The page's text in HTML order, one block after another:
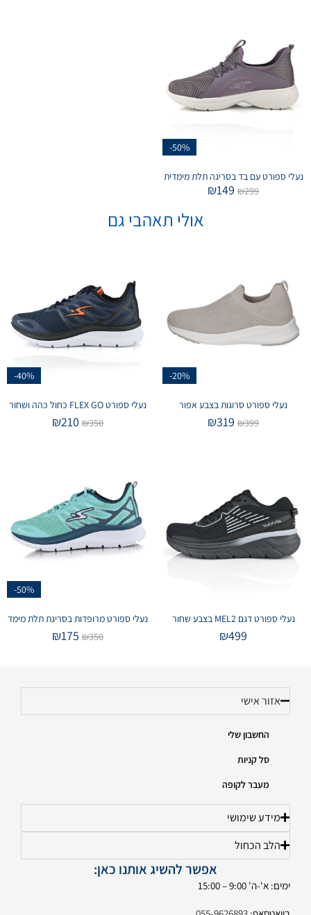
-50%
נעלי ספורט עם בד בסריגה תלת מימדית
₪299
₪149
אולי תאהבי גם
-20%
נעלי ספורט סרוגות בצבע אפור
₪399
₪319
-40%
נעלי ספורט FLEX GO כחול כהה ושחור
₪350
₪210
נעלי ספורט דגם MEL2 בצבע שחור
₪499
-50%
נעלי ספורט מרופדות בסריגת תלת מימד
₪350
₪175
אזור אישי
החשבון שלי
סל קניות
מעבר לקופה
מידע שימושי
הלב הכחול
אפשר להשיג אותנו כאן:
ימים: א'-ה' 9:00 – 15:00